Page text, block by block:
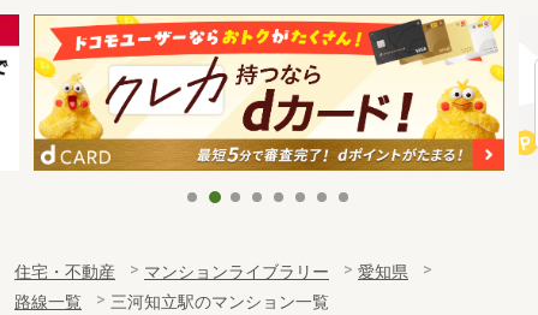
住宅・不動産 マンションライブラリー
愛知県
路線一覧
三河知立駅のマンション一覧